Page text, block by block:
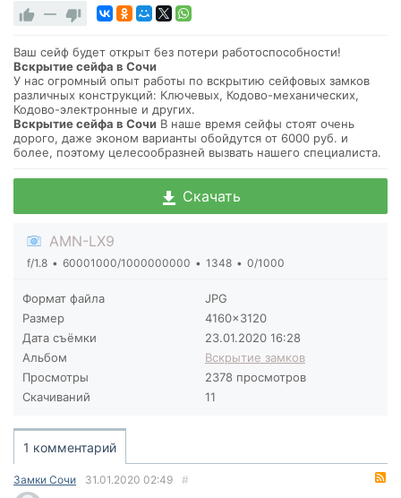
—
Ваш сейф будет открыт без потери работоспособности!
Вскрытие сейфа в Сочи
У нас огромный опыт работы по вскрытию сейфовых замков
различных конструкций: Ключевых, Кодово-механических,
Кодово-электронные и других.
Вскрытие сейфа в Сочи В наше время сейфы стоят очень
дорого, даже эконом варианты обойдутся от 6000 руб. и
более, поэтому целесообразней вызвать нашего специалиста.
Скачать
AMN-LX9
f/1.8 60001000/1000000000 1348 0/1000
Формат файла
JPG
Размер
4160×3120
Дата съёмки
23.01.2020 16:28
Альбом
Вскрытие замков
Просмотры
2378 просмотров
Скачиваний
11
1 комментарий
Замки Сочи 31.01.2020 02:49 #